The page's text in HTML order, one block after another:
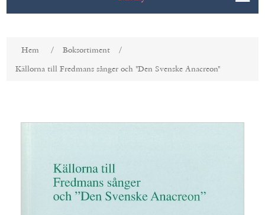
Hem / Boksortiment
/
Källorna till Fredmans sånger och "Den Svenske Anacreon"